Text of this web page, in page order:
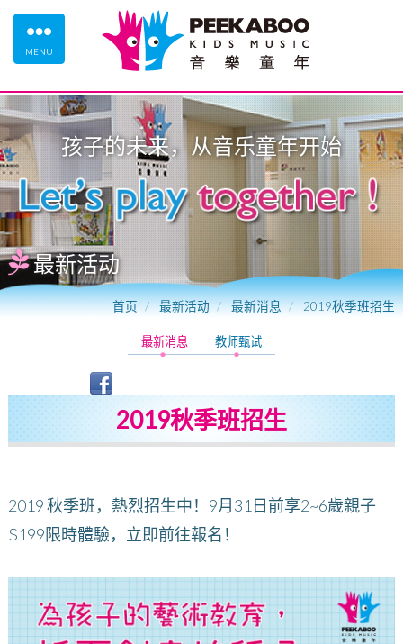
MENU
孩子的未来，从音乐童年开始
首页 最新活动 最新消息 2019秋季班招生
最新活动
最新消息 教师甄试
2019秋季班招生
2019 秋季班，熱烈招生中！9月31日前享2~6歲親子
$199限時體驗，立即前往報名！